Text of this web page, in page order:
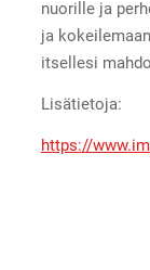
nuorille ja
ja
itsellesi
Lisätietoja:
https://